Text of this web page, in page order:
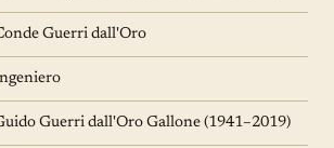
Guerri dall'Oro
Guerri dall'Oro Gallone (1941–2019)